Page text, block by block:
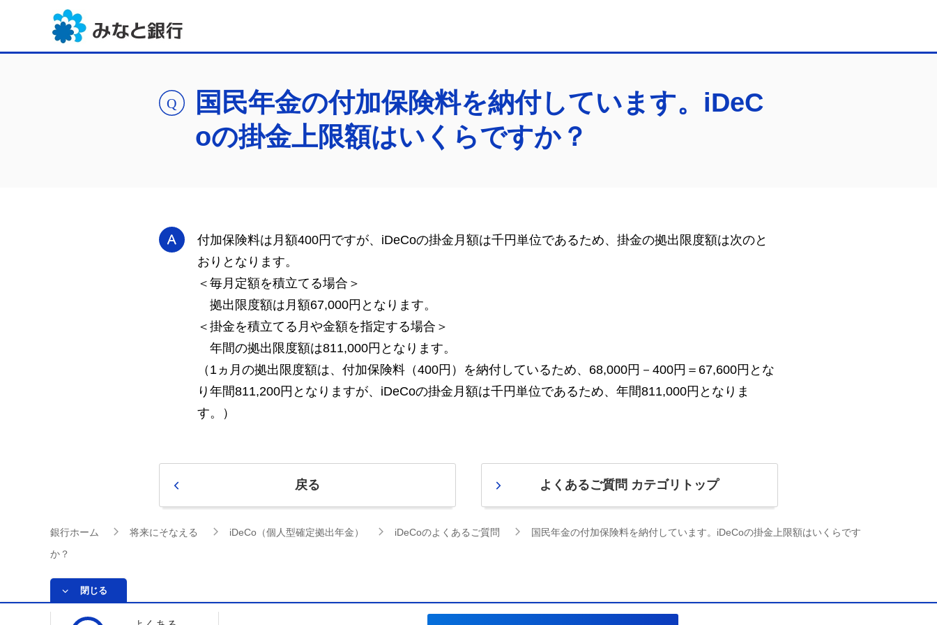
国民年金の付加保険料を納付しています。iDeC
oの掛金上限額はいくらですか？
付加保険料は月額400円ですが、 iDeCoの掛金月額は千円単位であるため、掛金の拠出限度額は次のと
おりとなります。
＜毎月定額を積立てる場合＞
拠出限度額は月額67,000円となります。
＜掛金を積立てる月や金額を指定する場合＞
年間の拠出限度額は811,000円となります。
（1ヵ月の拠出限度額は、付加保険料（400円）を納付しているため、68,000円－400円＝67,600円とな
り年間811,200円となりますが、 iDeCoの掛金月額は千円単位であるため、年間811,000円となりま
す。）
戻る よくあるご質問 カテゴリトップ
銀行ホーム 将来にそなえる iDeCo（個人型確定拠出年金） iDeCoのよくあるご質問
国民年金の付加保険料を納付しています。iDeCoの掛金上限額はいくらです
か？
閉じる